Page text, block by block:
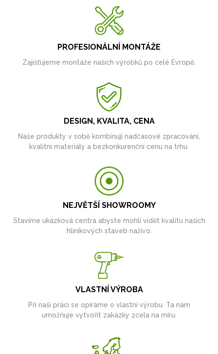
PROFESIONÁLNÍ MONTÁŽE
Zajišťujeme montáže našich výrobků po celé Evropě.
DESIGN, KVALITA, CENA
Naše produkty v sobě kombinují nadčasové zpracování,
kvalitní materiály a bezkonkurenční cenu na trhu.
NEJVĚTŠÍ SHOWROOMY
Stavíme ukázková centra abyste mohli vidět kvalitu našich
hliníkových staveb naživo.
VLASTNÍ VÝROBA
Při naší práci se opíráme o vlastní výrobu. Ta nám
umožňuje vytvořit zakázky zcela na míru.